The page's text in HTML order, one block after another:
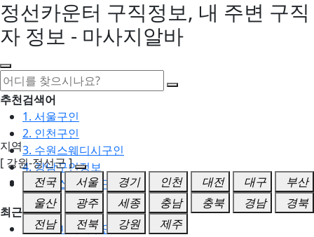
정선카운터 구직정보, 내 주변 구직
자 정보 - 마사지알바
추천검색어
1. 서울구인
2. 인천구인
3. 수원스웨디시구인
4. 강남구인정보
5. 동탄스웨디시구인
최근검색어
1. 일산마사지구인
지역
[ 강원-정선군 ]
전국
서울 경기 인천 대전 대구
부산
울산
광주 세종 충남 충북 경남
경북
전남
전북 강원
제주